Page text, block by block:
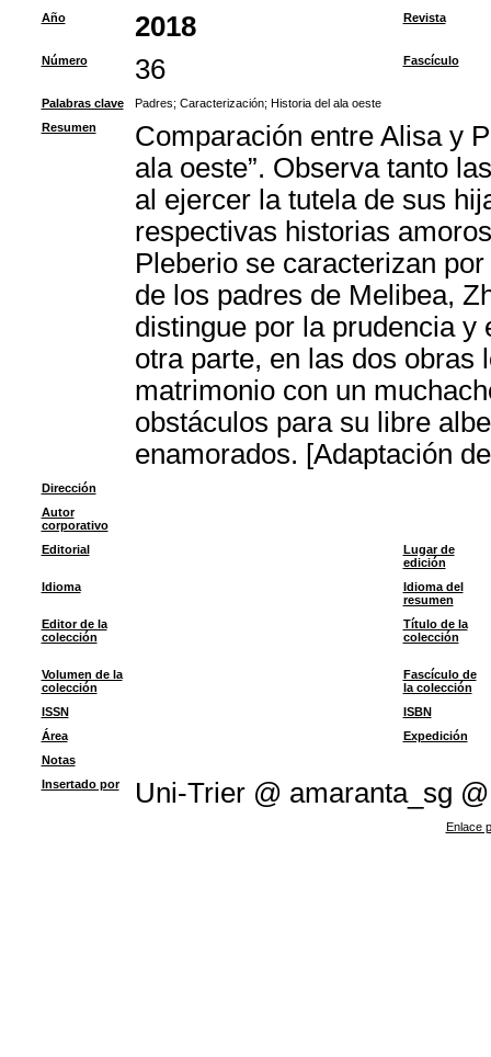
Año 2018 Revista
Número 36 Fascículo
Palabras clave Padres; Caracterización; Historia del ala oeste
Resumen
Comparación entre Alisa y
ala oeste”. Observa tanto
al ejercer la tutela de sus
respectivas historias
Pleberio se caracterizan
de los padres de Melibea,
distingue por la prudencia y
otra parte, en las dos obras
matrimonio con un
obstáculos para su libre
enamorados. [Adaptación
Dirección
Autor
corporativo
Editorial
Lugar de
edición
Idioma
Idioma del
resumen
Editor de la
colección
Título de la
colección
Volumen de la
colección
Fascículo de
la colección
ISSN
ISBN
Área
Expedición
Notas
Insertado por
Uni-Trier @ amaranta_sg @
Enlace